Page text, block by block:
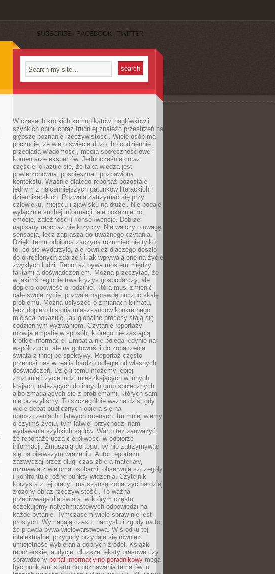
SUBSCRIBE FACEBOOK TWITTER
W czasach krótkich komunikatów, nagłówków i
szybkich opinii coraz trudniej znaleźć przestrzeń na
głębsze poznanie rzeczywistości. Wiele osób ma
poczucie, że wie o świecie dużo, bo codziennie
przegląda wiadomości, media społecznościowe i
komentarze ekspertów. Jednocześnie coraz
częściej okazuje się, że taka wiedza jest
powierzchowna, pospieszna i pozbawiona
kontekstu. Właśnie dlatego reportaż pozostaje
jednym z najcenniejszych gatunków literackich i
dziennikarskich. Pozwala zatrzymać się przy
człowieku, miejscu i zjawisku na dłużej. Nie podaje
wyłącznie suchej informacji, ale pokazuje tło,
emocje, zależności i konsekwencje. Dobrze
napisany reportaż nie krzyczy. Nie walczy o uwagę
sensacją, lecz zaprasza do uważnego czytania.
Dzięki temu odbiorca zaczyna rozumieć nie tylko
to, co się wydarzyło, ale również dlaczego doszło
do określonych zdarzeń i jak wpływają one na życie
zwykłych ludzi. Reportaż bywa mostem między
faktami a doświadczeniem. Można przeczytać, że
w jakimś regionie trwa kryzys gospodarczy, ale
dopiero opowieść o rodzinie, która musi zmienić
całe swoje życie, pozwala naprawdę poczuć skalę
problemu. Można usłyszeć o zmianach klimatu,
lecz dopiero historia mieszkańców konkretnego
miejsca pokazuje, jak globalne procesy stają się
codziennym wyzwaniem. Czytanie reportaży
rozwija empatię w sposób, którego nie zastąpią
krótkie informacje. Empatia nie polega jedynie na
współczuciu, ale na gotowości do zobaczenia
świata z innej perspektywy. Reportaż często
przenosi nas w realia bardzo odległe od własnych
doświadczeń. Dzięki temu możemy lepiej
zrozumieć życie ludzi mieszkających w innych
krajach, należących do innych grup społecznych
albo zmagających się z problemami, których sami
nie przeżyliśmy. To szczególnie ważne dziś, gdy
wiele debat publicznych opiera się na
uproszczeniach i łatwych ocenach. Im mniej wiemy
o czyimś życiu, tym łatwiej przychodzi nam
wydawanie szybkich sądów. Warto też zauważyć,
że reportaże uczą cierpliwości w odbiorze
informacji. Zmuszają do tego, by nie zatrzymywać
się na pierwszym wrażeniu. Autor reportażu
zazwyczaj przez długi czas zbiera materiały,
rozmawia z wieloma osobami, obserwuje szczegóły
i konfrontuje różne punkty widzenia. Czytelnik
korzysta z tej pracy i ma szansę zobaczyć bardziej
złożony obraz rzeczywistości. To ważna
przeciwwaga dla świata, w którym często
oczekujemy natychmiastowych odpowiedzi na
każde pytanie. Tymczasem wiele spraw nie jest
prostych. Wymagają czasu, namysłu i zgody na to,
że prawda bywa wielowarstwowa. W środku tej
intelektualnej przygody przydaje się również
umiejętność wybierania dobrych źródeł. Książki
reporterskie, audycje, dłuższe teksty prasowe czy
sprawdzony portal informacyjno-poradnikowy mogą
być punktami startu do poznawania tematów, o